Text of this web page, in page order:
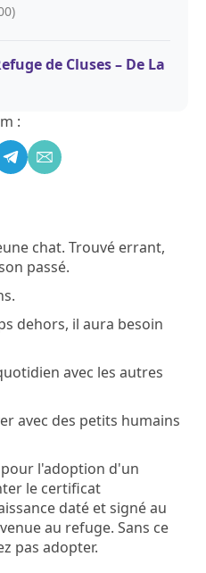
chat. Trouvé errant,
passé.
dehors, il aura besoin
avec les autres
avec des petits humains
l'adoption d'un
le certificat
daté et signé au
au refuge. Sans ce
pas adopter.
de Cluses – De La
: